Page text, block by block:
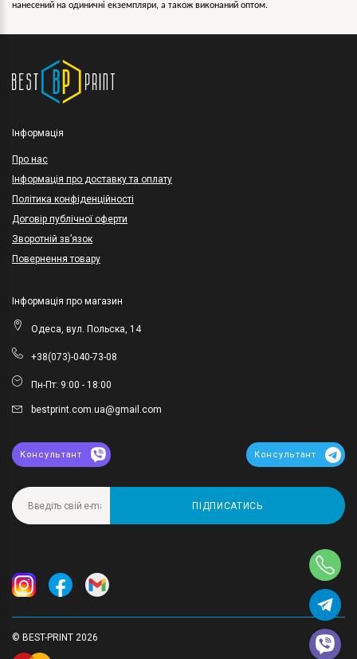
нанесений на одиничні екземпляри, а також виконаний оптом.
Інформація
Про нас
Інформація про доставку та оплату
Політика конфіденційності
Договір публічної оферти
Зворотній зв’язок
Повернення товару
Інформація про магазин
Одеса, вул. Польска, 14
+38(073)-040-73-08
Пн-Пт: 9:00 - 18:00
bestprint.com.ua@gmail.com
Консультант Консультант
ПІДПИСАТИСЬ
© BEST-PRINT 2026